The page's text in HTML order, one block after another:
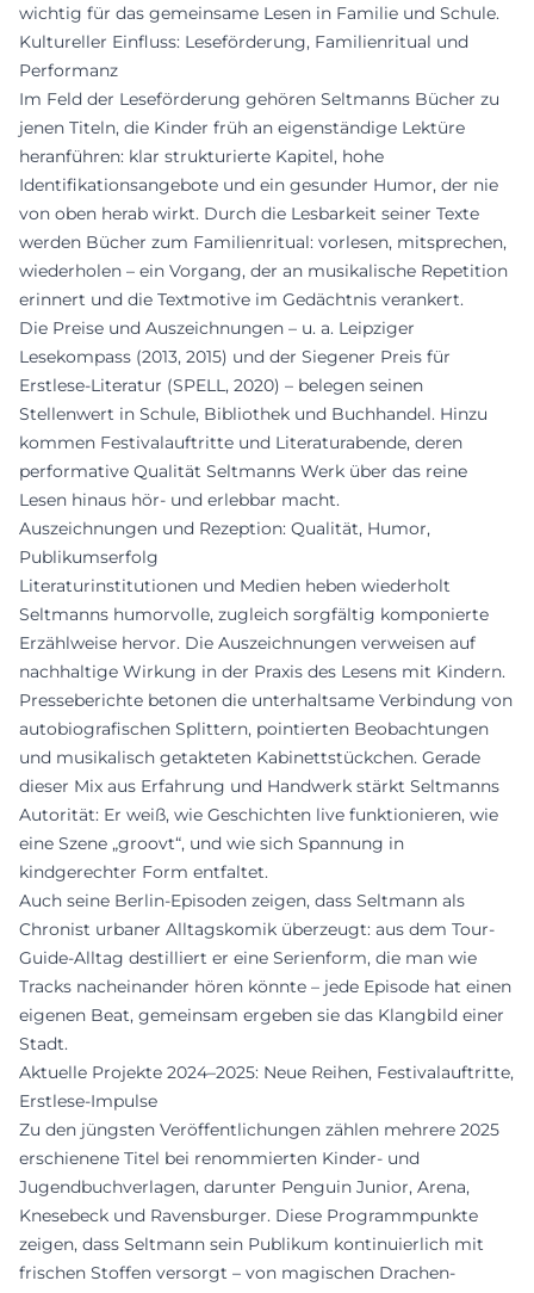
wichtig für das gemeinsame Lesen in Familie und Schule.
Kultureller Einfluss: Leseförderung, Familienritual und
Performanz
Im Feld der Leseförderung gehören Seltmanns Bücher zu
jenen Titeln, die Kinder früh an eigenständige Lektüre
heranführen: klar strukturierte Kapitel, hohe
Identifikationsangebote und ein gesunder Humor, der nie
von oben herab wirkt. Durch die Lesbarkeit seiner Texte
werden Bücher zum Familienritual: vorlesen, mitsprechen,
wiederholen – ein Vorgang, der an musikalische Repetition
erinnert und die Textmotive im Gedächtnis verankert.
Die Preise und Auszeichnungen – u. a. Leipziger
Lesekompass (2013, 2015) und der Siegener Preis für
Erstlese-Literatur (SPELL, 2020) – belegen seinen
Stellenwert in Schule, Bibliothek und Buchhandel. Hinzu
kommen Festivalauftritte und Literaturabende, deren
performative Qualität Seltmanns Werk über das reine
Lesen hinaus hör- und erlebbar macht.
Auszeichnungen und Rezeption: Qualität, Humor,
Publikumserfolg
Literaturinstitutionen und Medien heben wiederholt
Seltmanns humorvolle, zugleich sorgfältig komponierte
Erzählweise hervor. Die Auszeichnungen verweisen auf
nachhaltige Wirkung in der Praxis des Lesens mit Kindern.
Presseberichte betonen die unterhaltsame Verbindung von
autobiografischen Splittern, pointierten Beobachtungen
und musikalisch getakteten Kabinettstückchen. Gerade
dieser Mix aus Erfahrung und Handwerk stärkt Seltmanns
Autorität: Er weiß, wie Geschichten live funktionieren, wie
eine Szene „groovt“, und wie sich Spannung in
kindgerechter Form entfaltet.
Auch seine Berlin-Episoden zeigen, dass Seltmann als
Chronist urbaner Alltagskomik überzeugt: aus dem Tour-
Guide-Alltag destilliert er eine Serienform, die man wie
Tracks nacheinander hören könnte – jede Episode hat einen
eigenen Beat, gemeinsam ergeben sie das Klangbild einer
Stadt.
Aktuelle Projekte 2024–2025: Neue Reihen, Festivalauftritte,
Erstlese-Impulse
Zu den jüngsten Veröffentlichungen zählen mehrere 2025
erschienene Titel bei renommierten Kinder- und
Jugendbuchverlagen, darunter Penguin Junior, Arena,
Knesebeck und Ravensburger. Diese Programmpunkte
zeigen, dass Seltmann sein Publikum kontinuierlich mit
frischen Stoffen versorgt – von magischen Drachen-